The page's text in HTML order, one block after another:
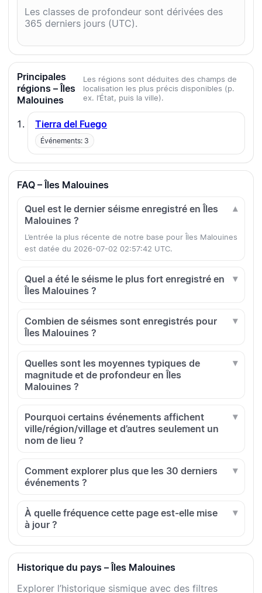
Les classes de profondeur sont dérivées des
365 derniers jours (UTC).
Principales
régions – Îles
Malouines
Les régions sont déduites des champs de
localisation les plus précis disponibles (p.
ex. l’État, puis la ville).
Tierra del Fuego
Événements: 3
FAQ – Îles Malouines
Quel est le dernier séisme enregistré en Îles
Malouines ?
L’entrée la plus récente de notre base pour Îles Malouines
est datée du 2026-07-02 02:57:42 UTC.
Quel a été le séisme le plus fort enregistré en
Îles Malouines ?
Combien de séismes sont enregistrés pour
Îles Malouines ?
Quelles sont les moyennes typiques de
magnitude et de profondeur en Îles
Malouines ?
Pourquoi certains événements affichent
ville/région/village et d’autres seulement un
nom de lieu ?
Comment explorer plus que les 30 derniers
événements ?
À quelle fréquence cette page est-elle mise
à jour ?
Historique du pays – Îles Malouines
Explorer l’historique sismique avec des filtres